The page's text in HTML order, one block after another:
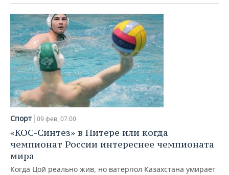
Спорт 09 фев, 07:00
«КОС-Синтез» в Питере или когда
чемпионат России интереснее чемпионата
мира
Когда Цой реально жив, но ватерпол Казахстана умирает